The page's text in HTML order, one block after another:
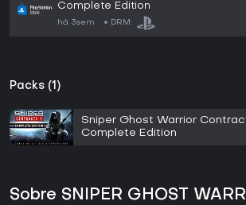
Complete Edition
há 3sem DRM:
Packs (1)
Sniper Ghost Warrior
Complete Edition
Sobre SNIPER GHOST